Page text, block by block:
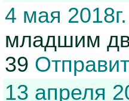
4 мая 2018г.
младшим
39
13 апреля